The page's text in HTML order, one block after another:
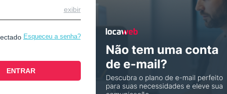
exibir
Esqueceu a senha?